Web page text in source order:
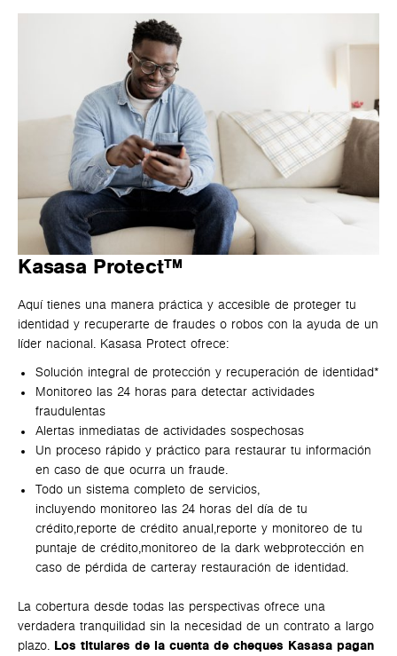
Kasasa Protect™
Aquí tienes una manera práctica y accesible de proteger tu
identidad y recuperarte de fraudes o robos con la ayuda de un
líder nacional. Kasasa Protect ofrece:
Solución integral de protección y recuperación de identidad*
Monitoreo las 24 horas para detectar actividades
fraudulentas
Alertas inmediatas de actividades sospechosas
Un proceso rápido y práctico para restaurar tu información
en caso de que ocurra un fraude.
Todo un sistema completo de servicios,
incluyendo monitoreo las 24 horas del día de tu
crédito,reporte de crédito anual,reporte y monitoreo de tu
puntaje de crédito,monitoreo de la dark webprotección en
caso de pérdida de carteray restauración de identidad.
La cobertura desde todas las perspectivas ofrece una
verdadera tranquilidad sin la necesidad de un contrato a largo
plazo. Los titulares de la cuenta de cheques Kasasa pagan